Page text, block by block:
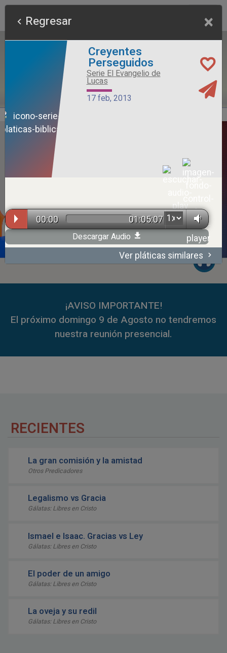
59:35
¡AVISO IMPORTANTE!
El próximo domingo 9 de Agosto no tendremos
nuestra reunión presencial.
RECIENTES
La gran comisión y la amistad
Otros Predicadores
Legalismo vs Gracia
Gálatas: Libres en Cristo
Ismael e Isaac. Gracias vs Ley
Gálatas: Libres en Cristo
El poder de un amigo
Gálatas: Libres en Cristo
La oveja y su redil
Gálatas: Libres en Cristo
Regresar ×
Creyentes
Perseguidos
Serie El Evangelio de
Lucas
17 feb, 2013
00:00 01:05:07
Descargar Audio
Ver pláticas similares